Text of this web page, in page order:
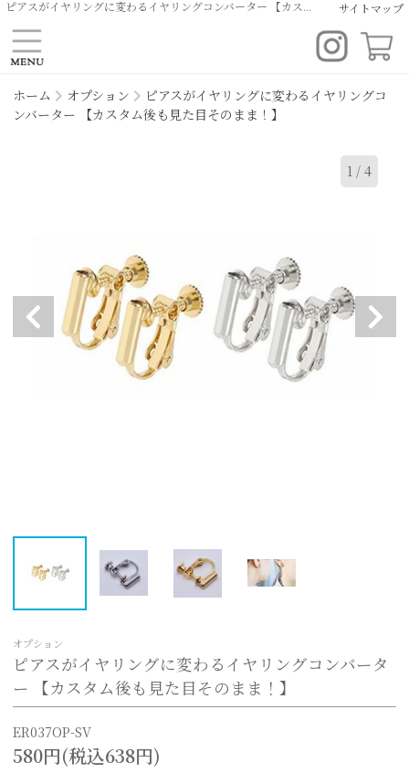
ピアスがイヤリングに変わるイヤリングコンバーター 【カスタム後も見た目そのまま！】 ｜ オプション ｜スワロフスキー・クリスタルアクセサリー | デイリー ブライダル オリジナルデザイン イヤリング ピアス ヘッドドレス ティアラ専門店 | クルーリール サイトマップ
ホーム オプション
ピアスがイヤリングに変わるイヤリングコ
ンバーター 【カスタム後も見た目そのまま！】
1 / 4
オプション
ピアスがイヤリングに変わるイヤリングコンバータ
ー 【カスタム後も見た目そのまま！】
ER037OP-SV
580円(税込638円)